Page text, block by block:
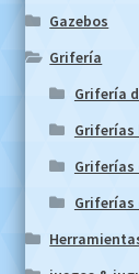
Gazebos
Grifería
Grifería
Griferías
Griferías
Griferías